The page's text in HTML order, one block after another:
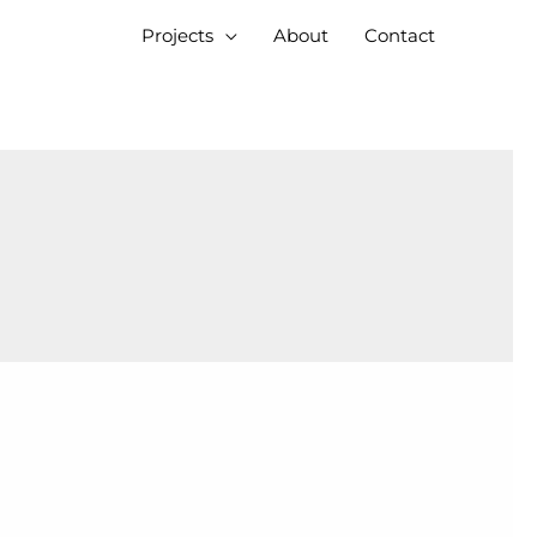
Projects About Contact